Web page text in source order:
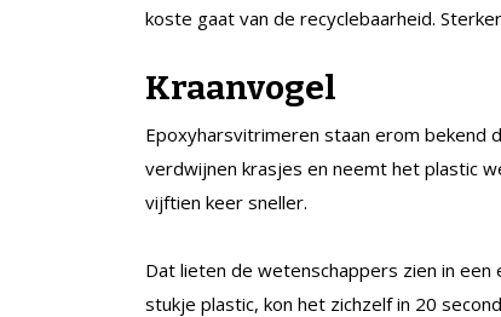
koste gaat van de recyclebaarheid.
Kraanvogel
Epoxyharsvitrimeren staan erom bekend
verdwijnen krasjes en neemt het plastic
vijftien keer sneller.
Dat lieten de wetenschappers zien in
stukje plastic, kon het zichzelf in 20